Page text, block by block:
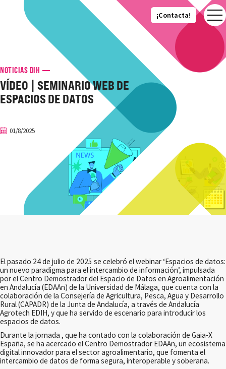
¡Contacta!
¡Contacta!
NOTICIAS DIH
VÍDEO | SEMINARIO WEB DE
ESPACIOS DE DATOS
01/8/2025
El pasado 24 de julio de 2025 se celebró el webinar ‘Espacios de datos:
un nuevo paradigma para el intercambio de información’, impulsada
por el Centro Demostrador del Espacio de Datos en Agroalimentación
en Andalucía (EDAAn) de la Universidad de Málaga, que cuenta con la
colaboración de la Consejería de Agricultura, Pesca, Agua y Desarrollo
Rural (CAPADR) de la Junta de Andalucía, a través de Andalucía
Agrotech EDIH, y que ha servido de escenario para introducir los
espacios de datos.
Durante la jornada , que ha contado con la colaboración de Gaia-X
España, se ha acercado el Centro Demostrador EDAAn, un ecosistema
digital innovador para el sector agroalimentario, que fomenta el
intercambio de datos de forma segura, interoperable y soberana.